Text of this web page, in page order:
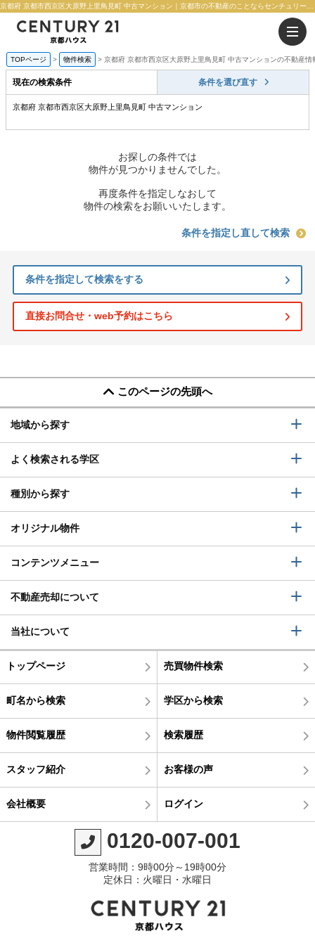
TOPページ 物件検索 京都府 京都市西京区大原野上里鳥見町 中古マンションの不動産情
現在の検索条件 条件を選び直す
京都府 京都市西京区大原野上里鳥見町 中古マンション
お探しの条件では
物件が見つかりませんでした。
再度条件を指定しなおして
物件の検索をお願いいたします。
条件を指定し直して検索
条件を指定して検索をする
直接お問合せ・web予約はこちら
このページの先頭へ
地域から探す
よく検索される学区
種別から探す
オリジナル物件
コンテンツメニュー
不動産売却について
当社について
トップページ 売買物件検索
町名から検索 学区から検索
物件閲覧履歴 検索履歴
スタッフ紹介 お客様の声
会社概要 ログイン
0120-007-001
営業時間：9時00分～19時00分
定休日：火曜日・水曜日